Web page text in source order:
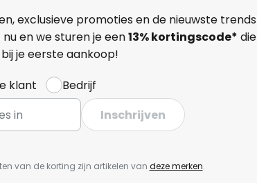
exclusieve promoties en de nieuwste trends
en we sturen je een13%kortingscode* die
je eerste aankoop!
klant
Bedrijf
Inschrijven
van de korting zijn artikelen van deze merken.